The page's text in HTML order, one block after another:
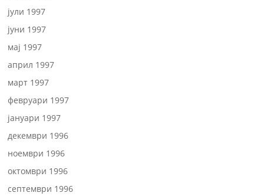
јули 1997
јуни 1997
мај 1997
април 1997
март 1997
февруари 1997
јануари 1997
декември 1996
ноември 1996
октомври 1996
септември 1996